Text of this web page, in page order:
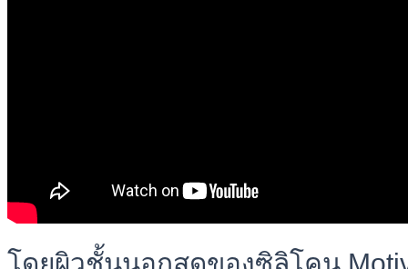
โดยผิวชั้นนอกสุดของซิลิโคน